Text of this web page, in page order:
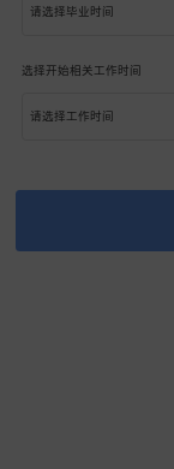
请选择毕业时间
选择开始相关工作时间
请选择工作时间